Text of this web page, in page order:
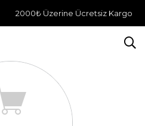
2000₺ Üzerine Ücretsiz Kargo